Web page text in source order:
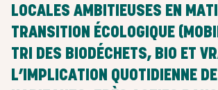
LOCALES AMBITIEUSES EN
TRANSITION ÉCOLOGIQUE
TRI DES BIODÉCHETS, BIO ET
L’IMPLICATION QUOTIDIENNE